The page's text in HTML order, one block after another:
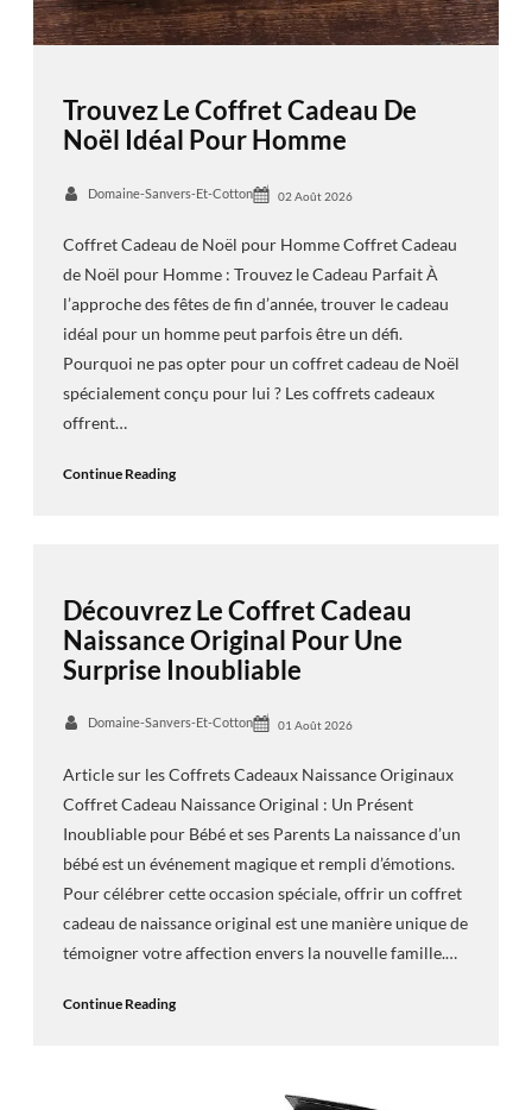
Trouvez Le Coffret Cadeau De
Noël Idéal Pour Homme
Domaine-Sanvers-Et-Cotton 02 Août 2026
Coffret Cadeau de Noël pour Homme Coffret Cadeau
de Noël pour Homme : Trouvez le Cadeau Parfait À
l’approche des fêtes de fin d’année, trouver le cadeau
idéal pour un homme peut parfois être un défi.
Pourquoi ne pas opter pour un coffret cadeau de Noël
spécialement conçu pour lui ? Les coffrets cadeaux
offrent…
Continue Reading
Découvrez Le Coffret Cadeau
Naissance Original Pour Une
Surprise Inoubliable
Domaine-Sanvers-Et-Cotton 01 Août 2026
Article sur les Coffrets Cadeaux Naissance Originaux
Coffret Cadeau Naissance Original : Un Présent
Inoubliable pour Bébé et ses Parents La naissance d’un
bébé est un événement magique et rempli d’émotions.
Pour célébrer cette occasion spéciale, offrir un coffret
cadeau de naissance original est une manière unique de
témoigner votre affection envers la nouvelle famille.…
Continue Reading